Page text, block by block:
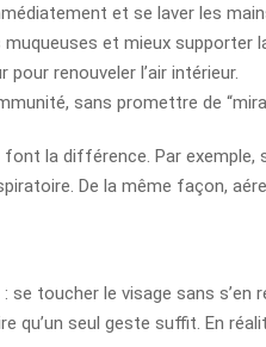
et se laver les
et mieux supporter
renouveler l’air intérieur.
sans promettre de
la différence. Par
De la même façon,
toucher le visage sans
seul geste suffit. En